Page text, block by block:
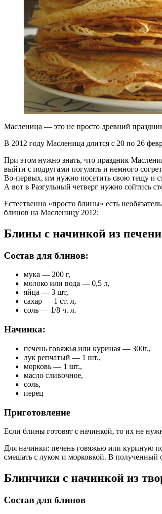
Масленица — это не просто древний
В 2012 году Масленица длится с 20 по 26
При этом нужно знать, что праздник
выйти с подругами погулять и немного
Во-первых, им нужно посетить свою тещу и
А вот в Разгульный четверг нужно сойтись
Естественно «просто блины» есть
блинов на Масленицу 2012:
Блины с начинкой из печени
Состав для блинов:
мука — 200 г,
молоко или вода — 0,5 л,
яйца — 3 шт,
сахар — 1 ст. л,
соль — 1/8 ч. л.
Начинка:
печень говяжья или куриная — 300г.,
лук репчатый — 1 шт.,
морковь — 1 шт.,
масло сливочное,
соль,
перец
Приготовление
Если блины готовят с начинкой, то их не
Для начинки: печень говяжью или куриную
смешать с луком и морковкой. В полученный
Блинчики с начинкой из
Состав для блинов